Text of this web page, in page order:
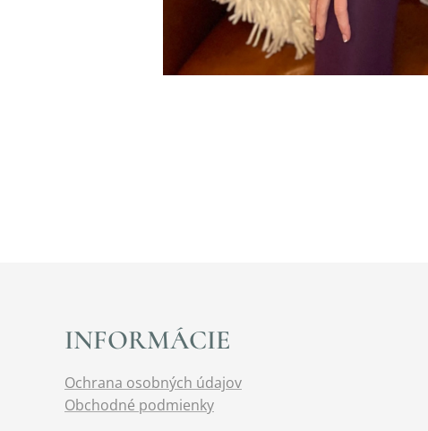
INFORMÁCIE
Ochrana osobných údajov
Obchodné podmienky